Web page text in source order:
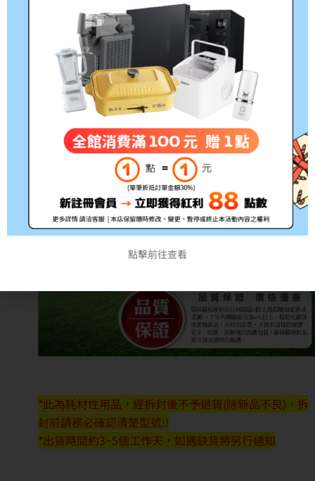
*此為耗材性用品，經拆封後不予退貨(除新品不良)，拆
封前請務必確認清楚型號!!
*出貨時間約3~5個工作天，如遇缺貨將另行通知
點擊前往查看